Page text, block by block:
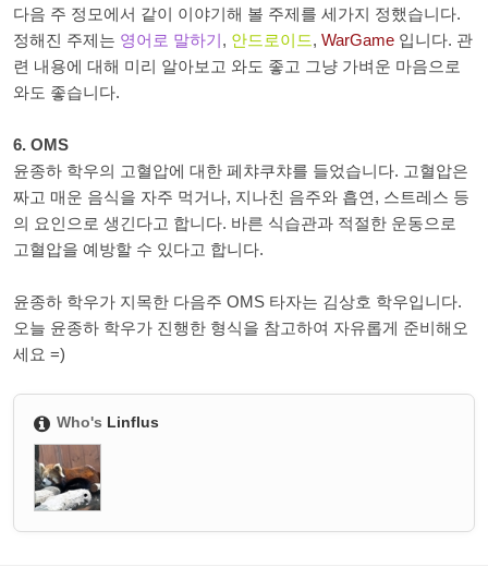
다음 주 정모에서 같이 이야기해 볼 주제를 세가지 정했습니다.
정해진 주제는 영어로 말하기, 안드로이드, WarGame 입니다. 관
련 내용에 대해 미리 알아보고 와도 좋고 그냥 가벼운 마음으로
와도 좋습니다.
6. OMS
윤종하 학우의 고혈압에 대한 페챠쿠챠를 들었습니다. 고혈압은
짜고 매운 음식을 자주 먹거나, 지나친 음주와 흡연, 스트레스 등
의 요인으로 생긴다고 합니다. 바른 식습관과 적절한 운동으로
고혈압을 예방할 수 있다고 합니다.
윤종하 학우가 지목한 다음주 OMS 타자는 김상호 학우입니다.
오늘 윤종하 학우가 진행한 형식을 참고하여 자유롭게 준비해오
세요 =)
Who's Linflus